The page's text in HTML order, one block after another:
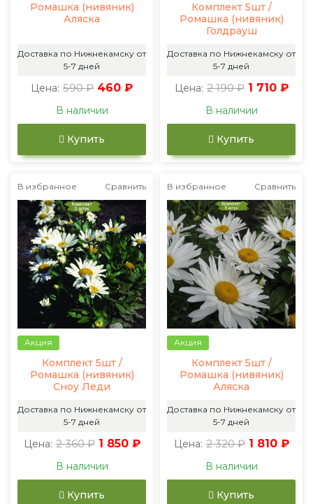
Ромашка (нивяник)
Аляска
Доставка по Нижнекамску от
5-7 дней
Цена: 590 ₽ 460 ₽
В наличии
Купить
Комплект 5шт /
Ромашка (нивяник)
Голдрауш
Доставка по Нижнекамску от
5-7 дней
Цена: 2 190 ₽ 1 710 ₽
В наличии
Купить
В избранное Сравнить
Акция
Комплект 5шт /
Ромашка (нивяник)
Сноу Леди
Доставка по Нижнекамску от
5-7 дней
Цена: 2 360 ₽ 1 850 ₽
В наличии
Купить
В избранное Сравнить
Акция
Комплект 5шт /
Ромашка (нивяник)
Аляска
Доставка по Нижнекамску от
5-7 дней
Цена: 2 320 ₽ 1 810 ₽
В наличии
Купить